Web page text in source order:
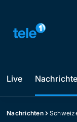
Live
Nachrichten